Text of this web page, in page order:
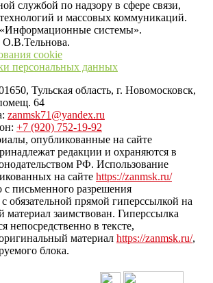
службой по надзору в сфере связи,
и массовых коммуникаций.
системы».
О.В.Тельнова.
cookie
персональных данных
Тульская область, г. Новомосковск,
64
zanmsk71@yandex.ru
+7 (920) 752-19-92
опубликованные на сайте
редакции и охраняются в
РФ. Использование
на сайте https://zanmsk.ru/
с письменного разрешения
обязательной прямой гиперссылкой на
материал заимствован. Гиперссылка
непосредственно в тексте,
материал https://zanmsk.ru/,
блока.